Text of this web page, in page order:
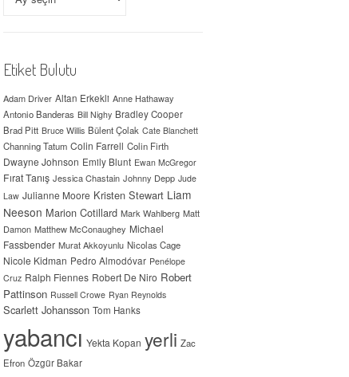
Etiket Bulutu
Adam Driver Altan Erkekli Anne Hathaway
Antonio Banderas Bill Nighy Bradley Cooper
Brad Pitt Bruce Willis Bülent Çolak Cate Blanchett
Channing Tatum Colin Farrell Colin Firth
Dwayne Johnson Emily Blunt Ewan McGregor
Fırat Tanış Jessica Chastain Johnny Depp Jude
Law Julianne Moore Kristen Stewart Liam
Neeson Marion Cotillard Mark Wahlberg Matt
Damon Matthew McConaughey Michael
Fassbender Murat Akkoyunlu Nicolas Cage
Nicole Kidman Pedro Almodóvar Penélope
Cruz Ralph Fiennes Robert De Niro Robert
Pattinson Russell Crowe Ryan Reynolds
Scarlett Johansson Tom Hanks
yabancı Yekta Kopan yerli Zac
Efron Özgür Bakar